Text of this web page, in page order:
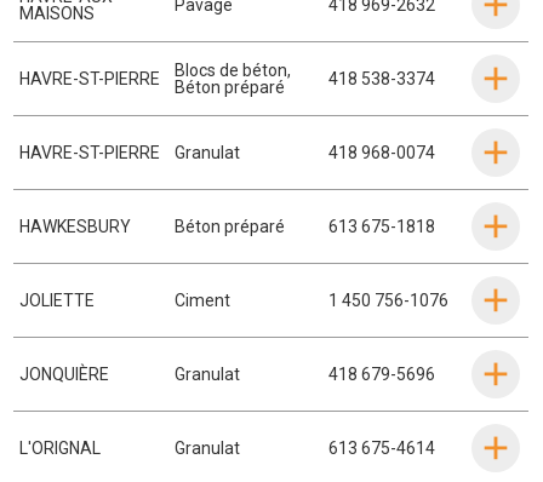
MAISONS
Pavage 418 969-2632
HAVRE-ST-PIERRE Blocs de béton,
Béton préparé
418 538-3374
HAVRE-ST-PIERRE Granulat 418 968-0074
HAWKESBURY Béton préparé 613 675-1818
JOLIETTE Ciment 1 450 756-1076
JONQUIÈRE Granulat 418 679-5696
L'ORIGNAL Granulat 613 675-4614